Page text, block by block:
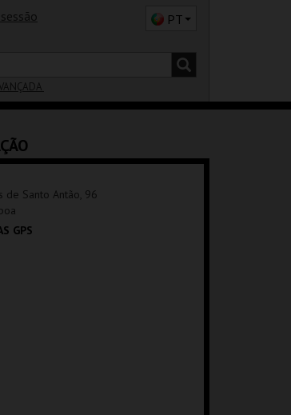
PT
de Santo Antão, 96
GPS